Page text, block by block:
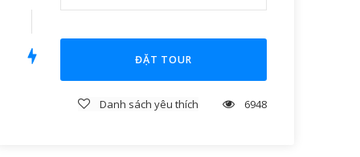
Danh sách yêu thích 6948